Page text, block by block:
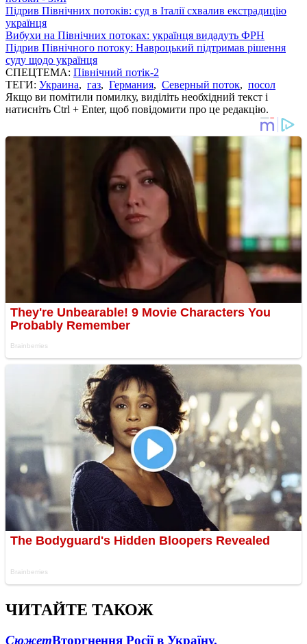
Підрив Північних потоків: суд в Італії схвалив екстрадицію
українця
Вибухи на Північних потоках: українця видадуть ФРН
Підрив Північного потоку: Навроцький підтримав рішення
суду щодо українця
СПЕЦТЕМА: Північний потік-2
ТЕГИ: Украина, газ, Германия, Северный поток, посол
Якщо ви помітили помилку, виділіть необхідний текст і
натисніть Ctrl + Enter, щоб повідомити про це редакцію.
ЧИТАЙТЕ ТАКОЖ
СюжетВторгнення Росії в Україну.